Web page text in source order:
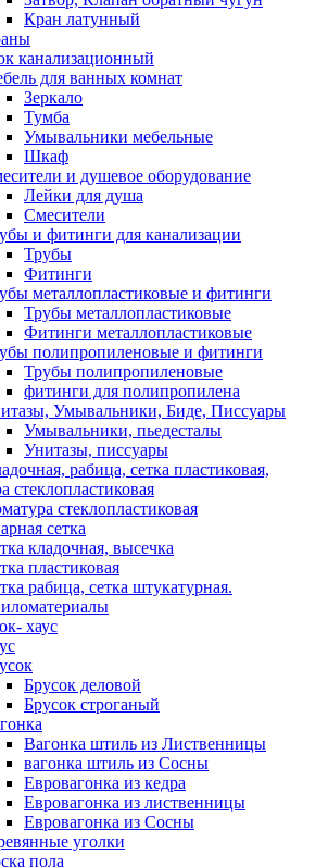
Кран латунный
канализационный
для ванных комнат
Зеркало
Тумба
Умывальники мебельные
Шкаф
и душевое оборудование
Лейки для душа
Смесители
и фитинги для канализации
Трубы
Фитинги
металлопластиковые и фитинги
Трубы металлопластиковые
Фитинги металлопластиковые
полипропиленовые и фитинги
Трубы полипропиленовые
фитинги для полипропилена
Умывальники, Биде, Писсуары
Умывальники, пьедесталы
Унитазы, писсуары
рабица, сетка пластиковая,
стеклопластиковая
стеклопластиковая
сетка
кладочная, высечка
пластиковая
рабица, сетка штукатурная.
хаус
Брусок деловой
Брусок строганый
Вагонка штиль из Лиственницы
вагонка штиль из Сосны
Евровагонка из кедра
Евровагонка из лиственницы
Евровагонка из Сосны
уголки
пола